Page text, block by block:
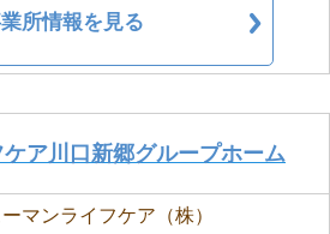
所情報を見る
ア川口新郷グループホーム
ーマンライフケア（株）